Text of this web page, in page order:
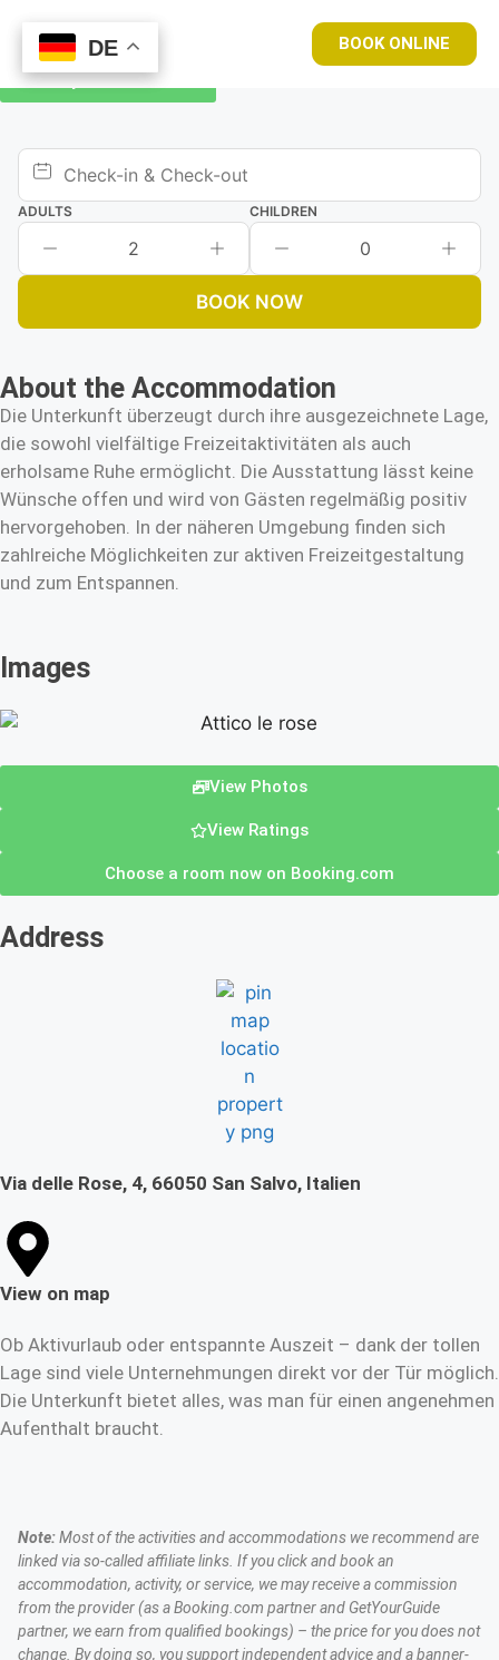
BOOK ONLINE
Book your room now
ADULTS
2
CHILDREN
0
BOOK NOW
About the Accommodation
Die Unterkunft überzeugt durch ihre ausgezeichnete Lage,
die sowohl vielfältige Freizeitaktivitäten als auch
erholsame Ruhe ermöglicht. Die Ausstattung lässt keine
Wünsche offen und wird von Gästen regelmäßig positiv
hervorgehoben. In der näheren Umgebung finden sich
zahlreiche Möglichkeiten zur aktiven Freizeitgestaltung
und zum Entspannen.
Images
View Photos
View Ratings
Choose a room now on Booking.com
Address
Via delle Rose, 4, 66050 San Salvo, Italien
View on map
Ob Aktivurlaub oder entspannte Auszeit – dank der tollen
Lage sind viele Unternehmungen direkt vor der Tür möglich.
Die Unterkunft bietet alles, was man für einen angenehmen
Aufenthalt braucht.
Note:Most of the activities and accommodations we recommend are
linked via so-called affiliate links. If you click and book an
accommodation, activity, or service, we may receive a commission
from the provider (as a Booking.com partner and GetYourGuide
partner, we earn from qualified bookings) – the price for you does not
change. By doing so, you support independent advice and a banner-
DE
DE